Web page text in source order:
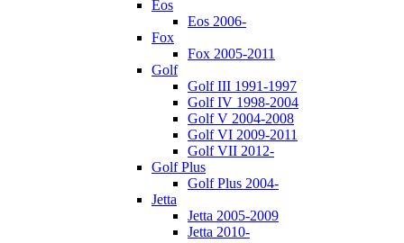
Eos
Eos 2006-
Fox
Fox 2005-2011
Golf
Golf III 1991-1997
Golf IV 1998-2004
Golf V 2004-2008
Golf VI 2009-2011
Golf VII 2012-
Golf Plus
Golf Plus 2004-
Jetta
Jetta 2005-2009
Jetta 2010-